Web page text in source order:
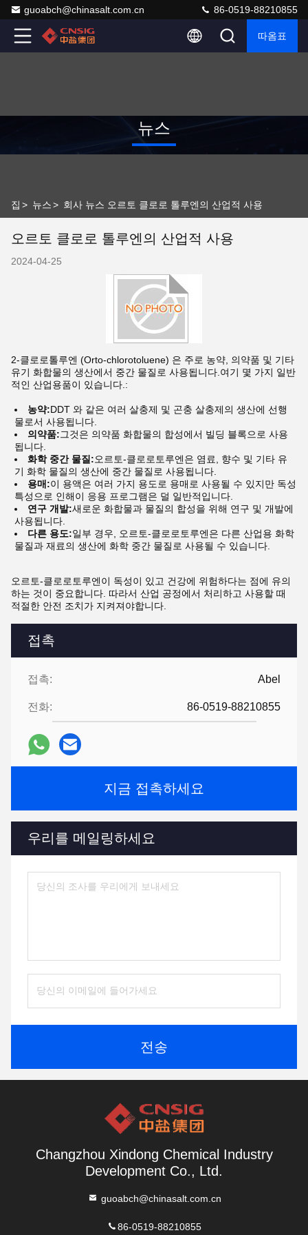
guoabch@chinasalt.com.cn 86-0519-88210855
따옴표
뉴스
집 > 뉴스> 회사 뉴스 오르토 클로로 톨루엔의 산업적 사용
접촉
접촉: Abel
전화: 86-0519-88210855
지금 접촉하세요
우리를 메일링하세요
전송
오르토 클로로 톨루엔의 산업적 사용
2024-04-25
2-클로로톨루엔 (Orto-chlorotoluene) 은 주로 농약, 의약품 및 기타
유기 화합물의 생산에서 중간 물질로 사용됩니다.여기 몇 가지 일반
적인 산업용품이 있습니다.:
농약:DDT 와 같은 여러 살충제 및 곤충 살충제의 생산에 선행
물로서 사용됩니다.
의약품:그것은 의약품 화합물의 합성에서 빌딩 블록으로 사용
됩니다.
화학 중간 물질:오르토-클로로토루엔은 염료, 향수 및 기타 유
기 화학 물질의 생산에 중간 물질로 사용됩니다.
용매:이 용액은 여러 가지 용도로 용매로 사용될 수 있지만 독성
특성으로 인해이 응용 프로그램은 덜 일반적입니다.
연구 개발:새로운 화합물과 물질의 합성을 위해 연구 및 개발에
사용됩니다.
다른 용도:일부 경우, 오르토-클로로토루엔은 다른 산업용 화학
물질과 재료의 생산에 화학 중간 물질로 사용될 수 있습니다.
오르토-클로로토루엔이 독성이 있고 건강에 위험하다는 점에 유의
하는 것이 중요합니다. 따라서 산업 공정에서 처리하고 사용할 때
적절한 안전 조치가 지켜져야합니다.
Changzhou Xindong Chemical Industry
Development Co., Ltd.
guoabch@chinasalt.com.cn
86-0519-88210855